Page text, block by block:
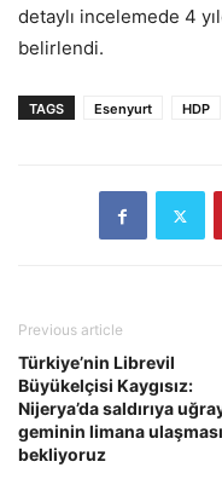
detaylı incelemede 4
belirlendi.
TAGS Esenyurt HDP
Previous article
Türkiye’nin Librevil
Büyükelçisi Kaygısız:
Nijerya’da saldırıya
geminin limana
bekliyoruz